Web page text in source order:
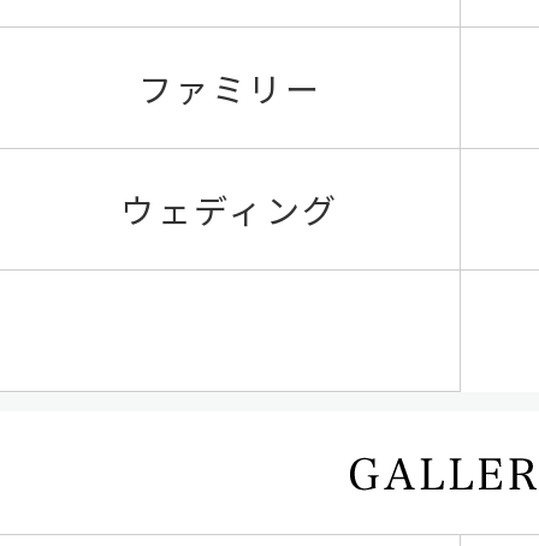
ファミリー
ウェディング